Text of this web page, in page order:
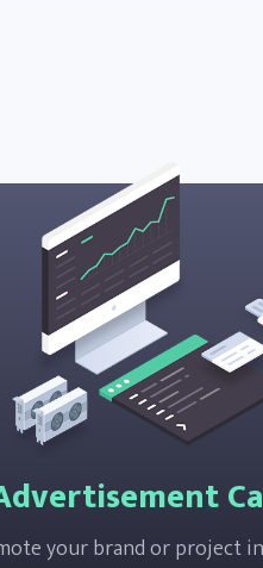
your brand or project